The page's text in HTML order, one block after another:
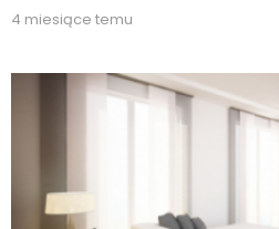
4 miesiące temu